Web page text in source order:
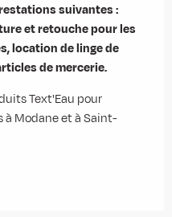
suivantes :
et retouche pour les
location de linge de
de mercerie.
Text'Eau pour
Modane et à Saint-